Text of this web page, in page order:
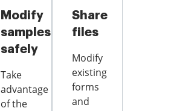
Modify
samples
safely
Take
advantage
of the
Share
files
Modify
existing
forms
and